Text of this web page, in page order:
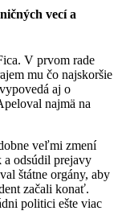
vecí a
V prvom rade
mu čo najskoršie
aj o
najmä na
veľmi zmení
odsúdil prejavy
štátne orgány, aby
začali konať.
politici ešte viac